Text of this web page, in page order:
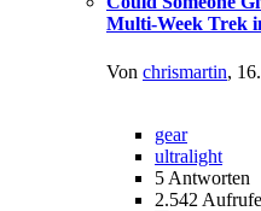
Multi-Week Trek
Von chrismartin,
gear
ultralight
5 Antworten
2.542 Aufrufe